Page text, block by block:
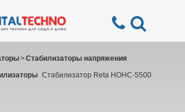
Стабилизаторы напряжения
>
Стабилизатор Reta НОНС-5500